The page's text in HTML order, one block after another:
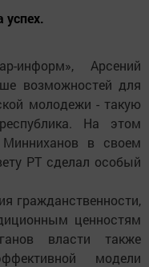
успех.
информ», Арсений
возможностей для
молодежи - такую
На этом
Минниханов в своем
РТ сделал особый
гражданственности,
ценностям
власти также
модели